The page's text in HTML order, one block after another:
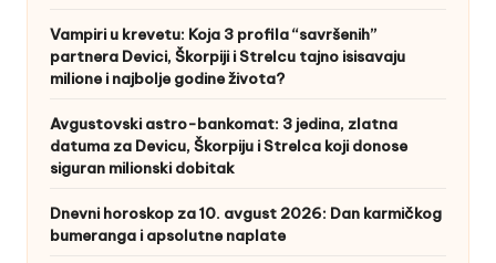
Vampiri u krevetu: Koja 3 profila “savršenih”
partnera Devici, Škorpiji i Strelcu tajno isisavaju
milione i najbolje godine života?
Avgustovski astro-bankomat: 3 jedina, zlatna
datuma za Devicu, Škorpiju i Strelca koji donose
siguran milionski dobitak
Dnevni horoskop za 10. avgust 2026: Dan karmičkog
bumeranga i apsolutne naplate